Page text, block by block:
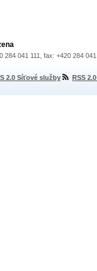
284 041 111, fax: +420 284
2.0 Síťové služby RSS